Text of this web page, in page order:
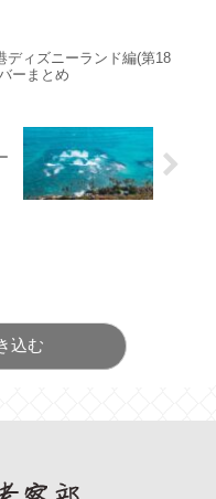
ディズニーランド編(第18
ーまとめ
込む